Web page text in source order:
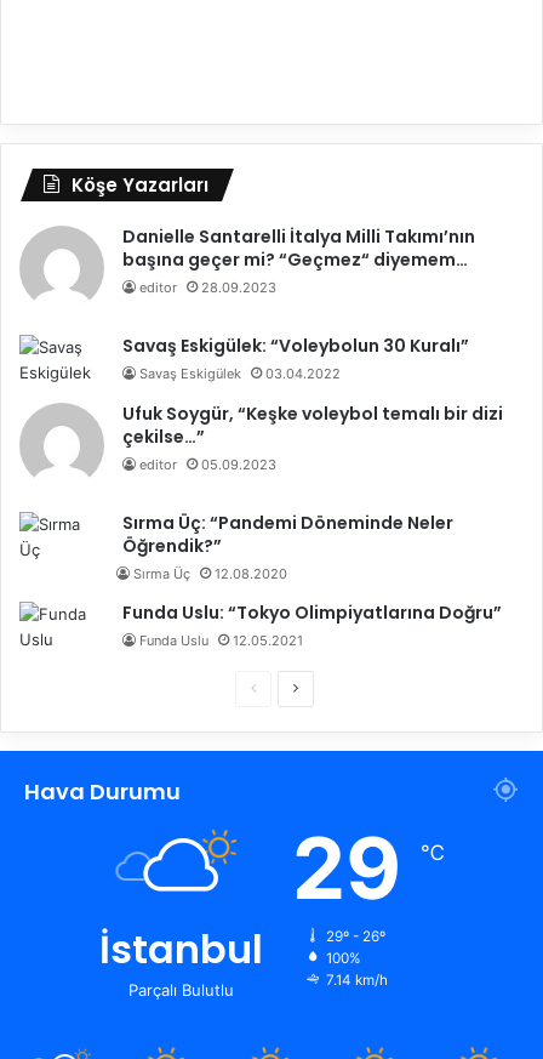
Köşe Yazarları
Danielle Santarelli İtalya Milli Takımı’nın
başına geçer mi? “Geçmez“ diyemem…
editor 28.09.2023
Savaş Eskigülek: “Voleybolun 30 Kuralı”
Savaş Eskigülek 03.04.2022
Ufuk Soygür, “Keşke voleybol temalı bir dizi
çekilse…”
editor 05.09.2023
Sırma Üç: “Pandemi Döneminde Neler
Öğrendik?”
Sırma Üç 12.08.2020
Funda Uslu: “Tokyo Olimpiyatlarına Doğru”
Funda Uslu 12.05.2021
c
y
n
k
i
Hava Durumu
İstanbul
Parçalı Bulutlu
29 ℃
29º - 26º
100%
7.14 km/h